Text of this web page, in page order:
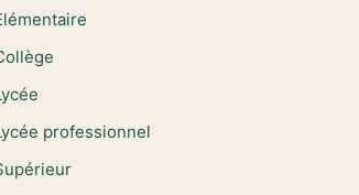
professionnel